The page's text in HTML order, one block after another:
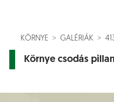
KÖRNYE GALÉRIÁK
Környe csodás